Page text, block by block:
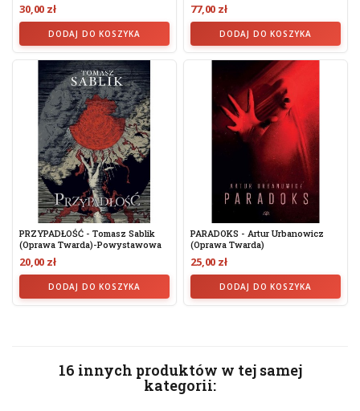
30,00 zł
DODAJ DO KOSZYKA
77,00 zł
DODAJ DO KOSZYKA
PRZYPADŁOŚĆ - Tomasz Sablik
(Oprawa Twarda)-Powystawowa
20,00 zł
DODAJ DO KOSZYKA
PARADOKS - Artur Urbanowicz
(oprawa Twarda)
25,00 zł
DODAJ DO KOSZYKA
16 innych produktów w tej samej
kategorii: